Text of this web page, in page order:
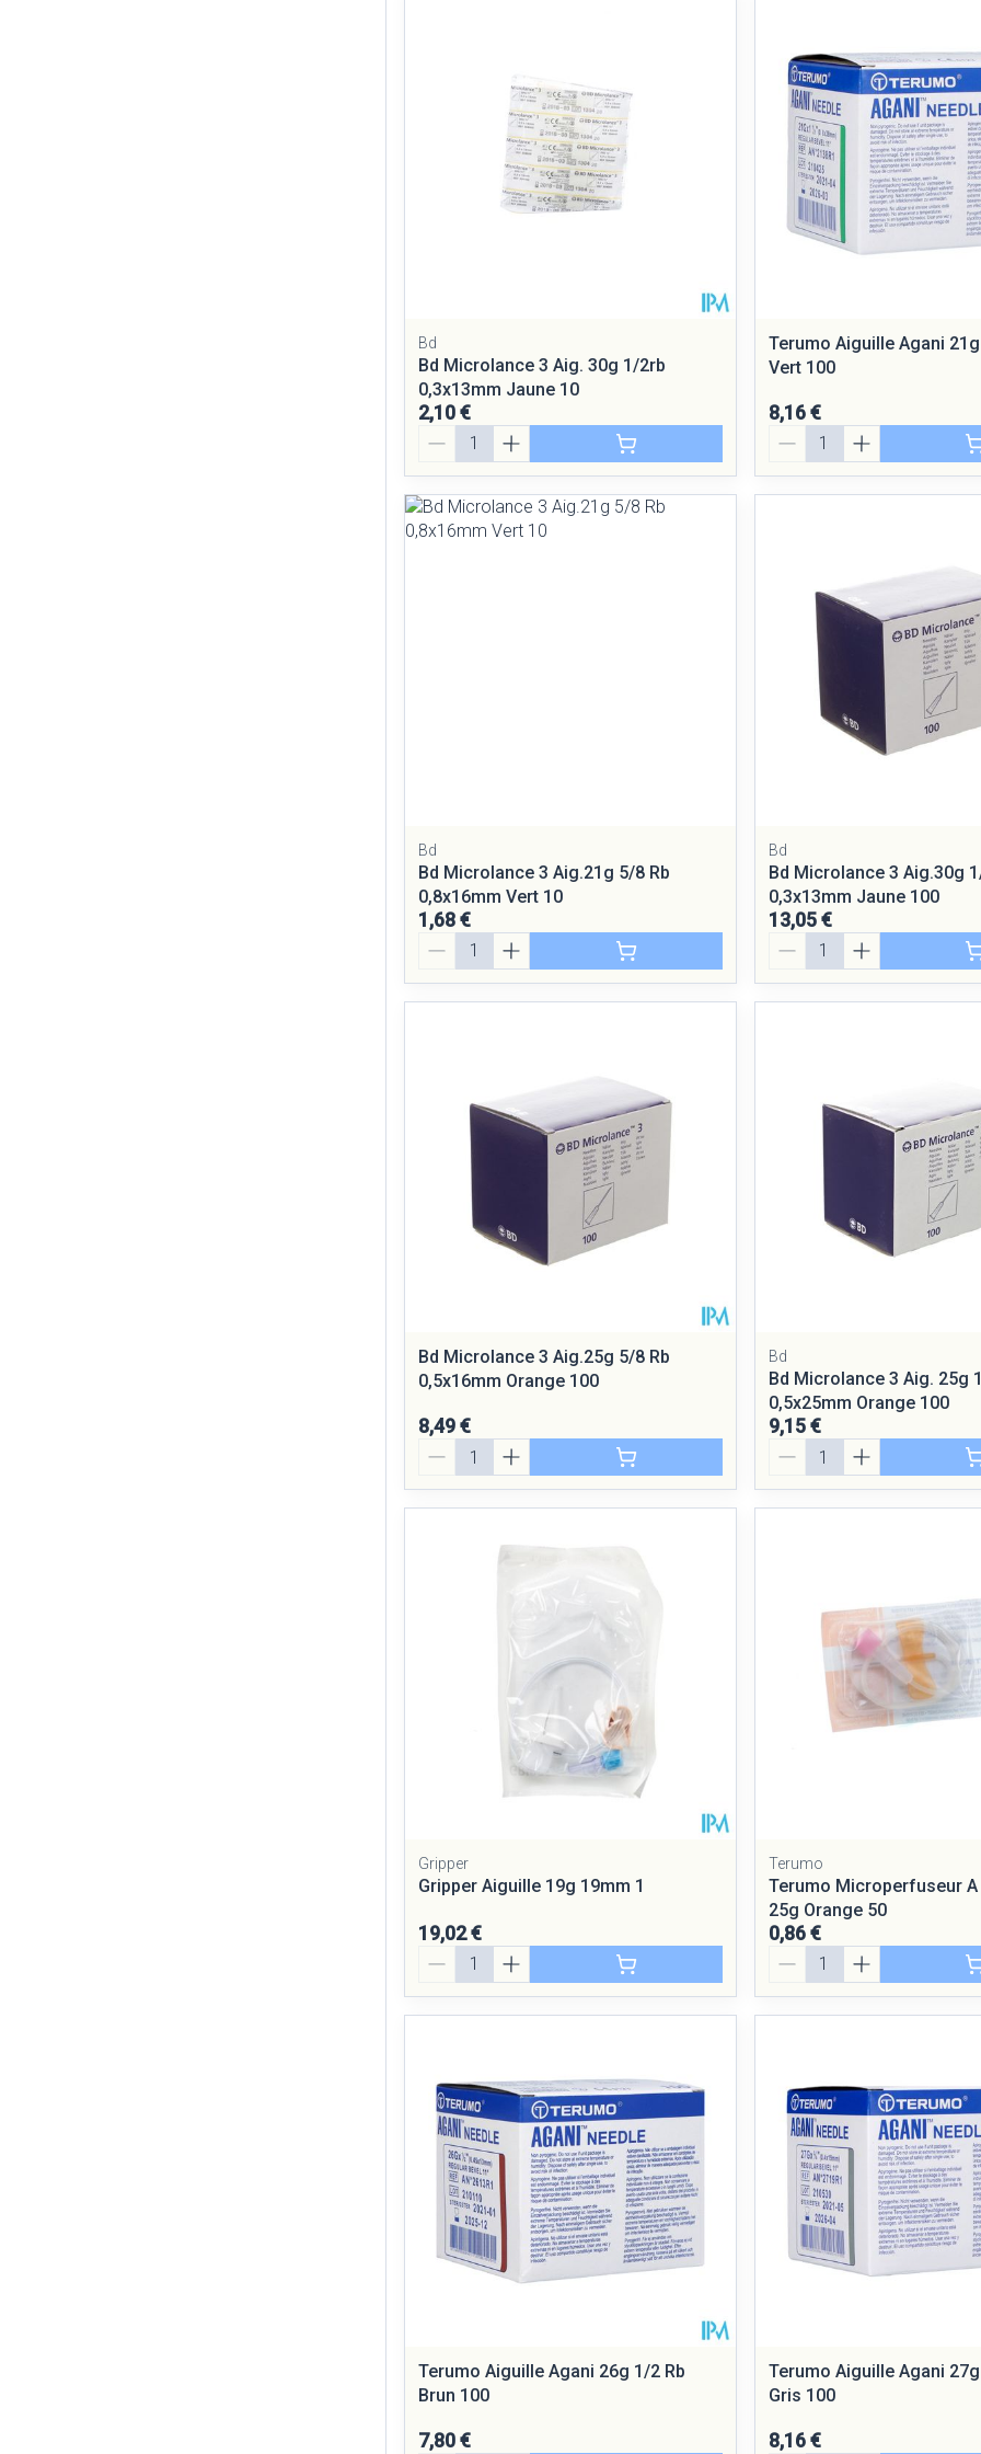
Massage
Afficher plus
Peau terne
Afficher plus
Répulsifs
Ronflement Autobronzants Rasage
Piluliers et accessoires Masques chirurgique
Bd
Bd Microlance 3 Aig. 30g 1/2rb
0,3x13mm Jaune 10
2,10 €
Quantité
Terumo Aiguille Agani
Vert 100
8,16 €
Quantité
Bd
Bd Microlance 3 Aig.21g 5/8 Rb
0,8x16mm Vert 10
1,68 €
Quantité
Bd
Bd Microlance 3 Aig.30g
0,3x13mm Jaune 100
13,05 €
Quantité
Bd Microlance 3 Aig.25g 5/8 Rb
0,5x16mm Orange 100
8,49 €
Quantité
Bd
Bd Microlance 3 Aig. 25g
0,5x25mm Orange 100
9,15 €
Quantité
Gripper
Gripper Aiguille 19g 19mm 1
19,02 €
Quantité
Terumo
Terumo Microperfuseur
25g Orange 50
0,86 €
Quantité
Terumo Aiguille Agani 26g 1/2 Rb
Brun 100
7,80 €
Terumo Aiguille Agani
Gris 100
8,16 €